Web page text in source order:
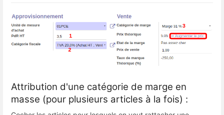
Attribution d'une catégorie de marge en
masse (pour plusieurs articles à la fois) :